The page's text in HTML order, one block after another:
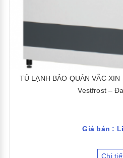
TỦ LẠNH BẢO QUẢN VẮC
Vestfrost –
Giá bán :
Chi